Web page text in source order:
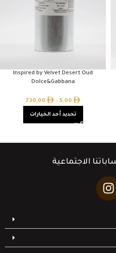
Inspired by Velvet Desert Oud
Dolce&Gabbana
5,00
–
730,00
تحديد أحد الخيارات
الاجتماعية